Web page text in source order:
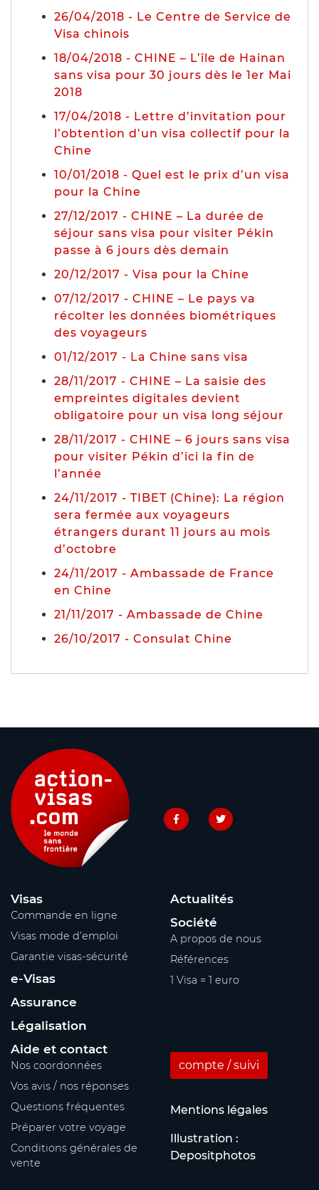
26/04/2018 - Le Centre de Service de
Visa chinois
18/04/2018 - CHINE – L’île de Hainan
sans visa pour 30 jours dès le 1er Mai
2018
17/04/2018 - Lettre d’invitation pour
l’obtention d’un visa collectif pour la
Chine
10/01/2018 - Quel est le prix d’un visa
pour la Chine
27/12/2017 - CHINE – La durée de
séjour sans visa pour visiter Pékin
passe à 6 jours dès demain
20/12/2017 - Visa pour la Chine
07/12/2017 - CHINE – Le pays va
récolter les données biométriques
des voyageurs
01/12/2017 - La Chine sans visa
28/11/2017 - CHINE – La saisie des
empreintes digitales devient
obligatoire pour un visa long séjour
28/11/2017 - CHINE – 6 jours sans visa
pour visiter Pékin d’ici la fin de
l’année
24/11/2017 - TIBET (Chine): La région
sera fermée aux voyageurs
étrangers durant 11 jours au mois
d’octobre
24/11/2017 - Ambassade de France
en Chine
21/11/2017 - Ambassade de Chine
26/10/2017 - Consulat Chine
Visas
Commande en ligne
Visas mode d’emploi
Garantie visas-sécurité
e-Visas
Assurance
Légalisation
Actualités
Société
A propos de nous
Références
1 Visa = 1 euro
Aide et contact
Nos coordonnées
Vos avis / nos réponses
Questions fréquentes
Préparer votre voyage
Conditions générales de
vente
compte / suivi
Mentions légales
Illustration :
Depositphotos